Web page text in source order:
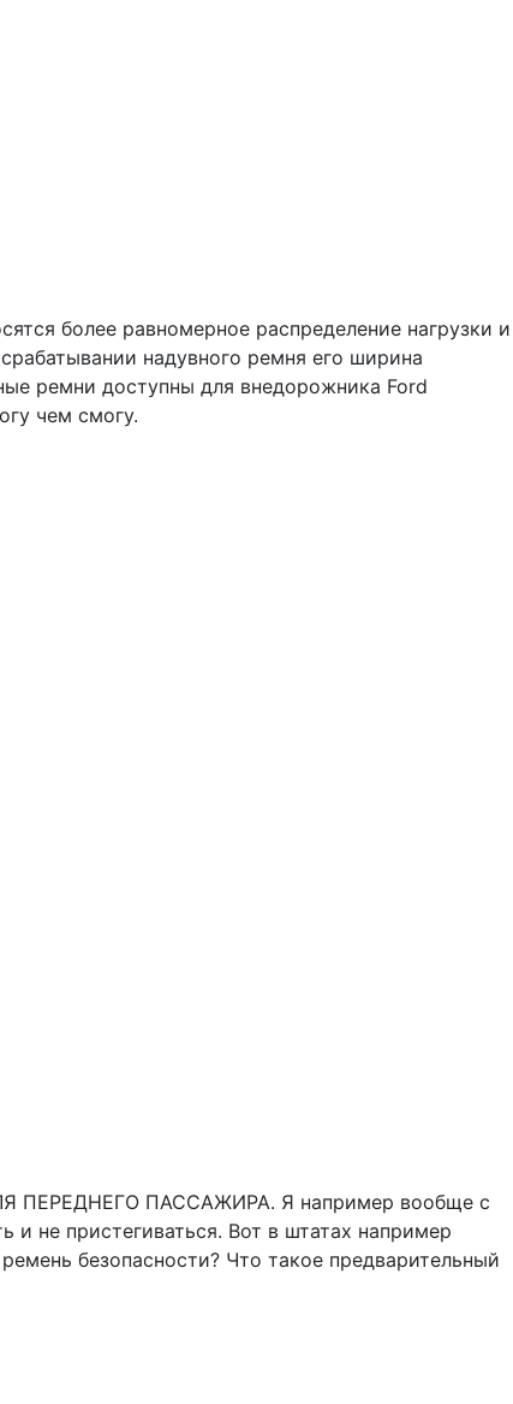
более равномерное распределение нагрузки и
надувного ремня его ширина
ремни доступны для внедорожника Ford
чем смогу.
ПЕРЕДНЕГО ПАССАЖИРА. Я например вообще с
и не пристегиваться. Вот в штатах например
безопасности? Что такое предварительный